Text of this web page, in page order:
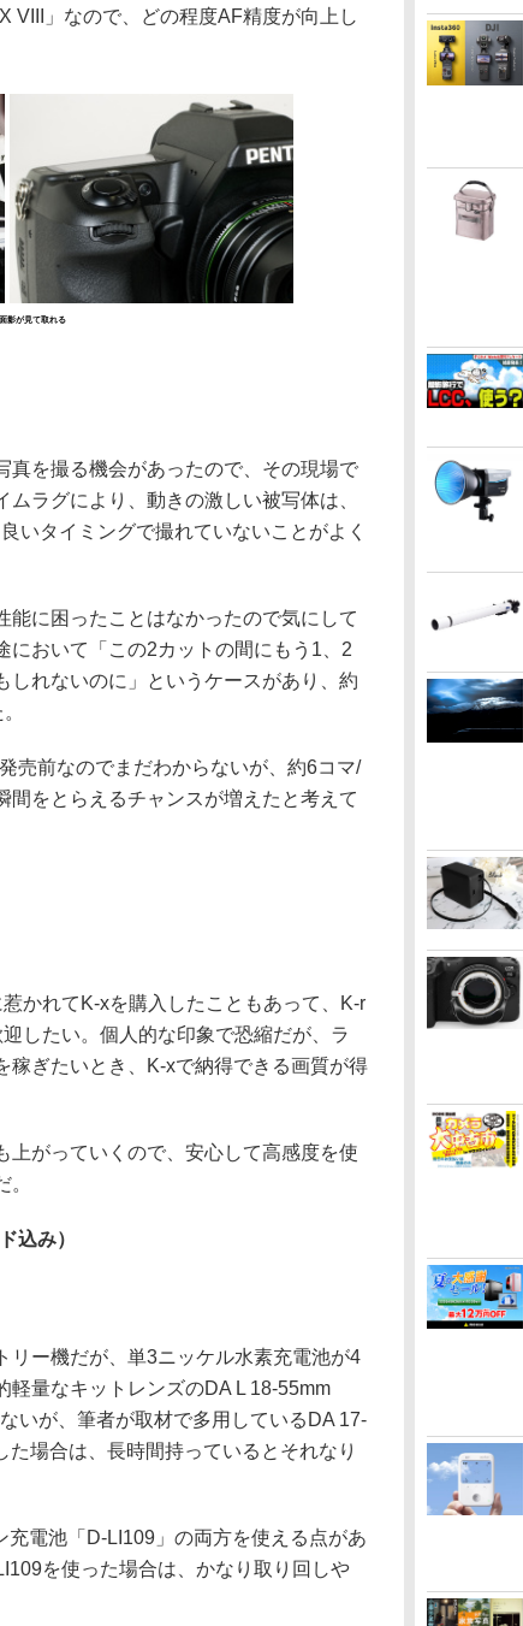
VIII」なので、どの程度AF精度が向上し
影が見て取れる
を撮る機会があったので、その現場で
ラグにより、動きの激しい被写体は、
いタイミングで撮れていないことがよく
に困ったことはなかったので気にして
において「この2カットの間にもう1、2
れないのに」というケースがあり、約
売前なのでまだわからないが、約6コマ/
をとらえるチャンスが増えたと考えて
かれてK-xを購入したこともあって、K-r
したい。個人的な印象で恐縮だが、ラ
稼ぎたいとき、K-xで納得できる画質が得
がっていくので、安心して高感度を使
込み）
ー機だが、単3ニッケル水素充電池が4
量なキットレンズのDA L 18-55mm
いが、筆者が取材で多用しているDA 17-
場合は、長時間持っているとそれなり
電池「D-LI109」の両方を使える点があ
を使った場合は、かなり取り回しや